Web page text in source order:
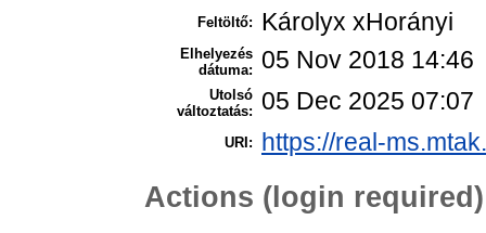
Feltöltő: Károlyx xHorányi
Elhelyezés
dátuma:
05 Nov 2018 14:46
Utolsó
változtatás:
05 Dec 2025 07:07
URI: https://real-
Actions (login required)